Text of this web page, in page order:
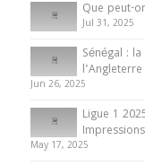
10 May 2024
Internationales
Présentation de
football du
8 August 2025
Que peut-
Jul 31, 2025
Sénégal :
l’Angleterre
Jun 26, 2025
Ligue 1
Impressions
May 17, 2025